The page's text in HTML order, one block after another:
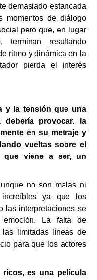
demasiado estancada
momentos de diálogo
pero que, en lugar
terminan resultando
ritmo y dinámica en la
pierda el interés
y la tensión que una
debería provocar, la
en su metraje y
vueltas sobre el
que viene a ser, un
no son malas ni
increíbles ya que los
las interpretaciones se
La falta de
limitadas líneas de
para que los actores
ricos, es una película